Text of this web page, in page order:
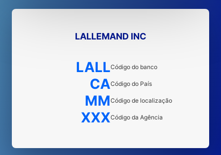
LALLEMAND INC
LALLCódigo do banco
CACódigo do País
MMCódigo de localização
XXXCódigo da Agência